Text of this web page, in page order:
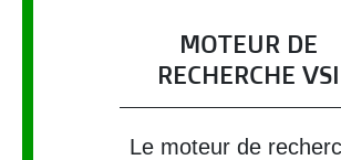
MOTEUR DE
RECHERCHE VSI
Le moteur de